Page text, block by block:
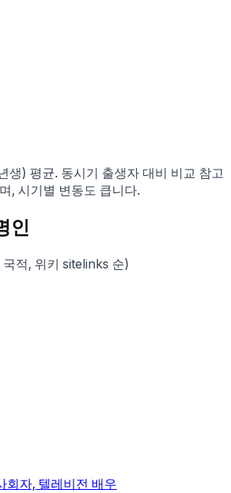
생) 평균. 동시기 출생자 대비 비교 참고
, 시기별 변동도 큽니다.
인
적, 위키 sitelinks 순)
회자, 텔레비전 배우